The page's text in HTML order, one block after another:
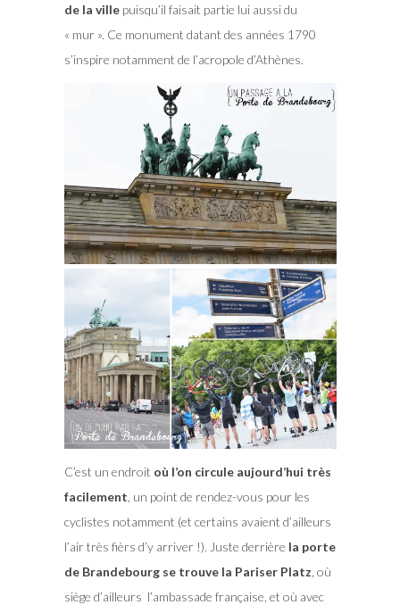
de la villepuisqu’il faisait partie lui aussi du
« mur ». Ce monument datant des années 1790
s’inspire notamment de l’acropole d’Athènes.
C’est un endroit où l’on circule aujourd’hui très
facilement, un point de rendez-vous pour les
cyclistes notamment (et certains avaient d’ailleurs
l’air très fièrs d’y arriver !). Juste derrière la porte
de Brandebourg se trouve la Pariser Platz, où
siège d’ailleurs l’ambassade française, et où avec